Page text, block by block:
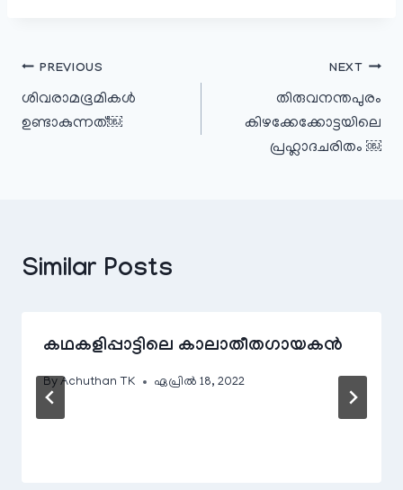
പോസ്റ്റുകളിലൂടെ
PREVIOUS
ശിവരാമഭൂമികൾ
ഉണ്ടാകുന്നത്￼
NEXT
തിരുവനന്തപുരം
കിഴക്കേക്കോട്ടയിലെ
പ്രഹ്ലാദചരിതം ￼
Similar Posts
കഥകളിപ്പാട്ടിലെ കാലാതീതഗായകൻ
By Achuthan TK ഏപ്രിൽ 18, 2022